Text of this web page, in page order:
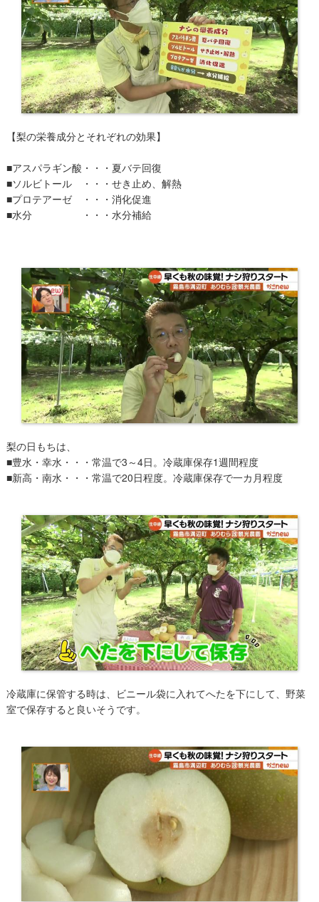
【梨の栄養成分とそれぞれの効果】
■アスパラギン酸・・・夏バテ回復
■ソルビトール ・・・せき止め、解熱
■プロテアーゼ ・・・消化促進
■水分 ・・・水分補給
梨の日もちは、
■豊水・幸水・・・常温で3～4日。冷蔵庫保存1週間程度
■新高・南水・・・常温で20日程度。冷蔵庫保存で一カ月程度
冷蔵庫に保管する時は、ビニール袋に入れてへたを下にして、野菜
室で保存すると良いそうです。